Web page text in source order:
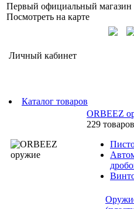
Первый официальный магазин
Посмотреть на карте
Личный кабинет
Каталог товаров
ORBEEZ
229 товаров